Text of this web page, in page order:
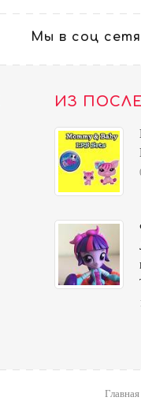
Мы в соц
ИЗ
Главная